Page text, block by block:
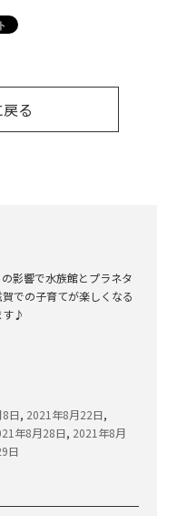
る
影響で水族館とプラネタ
での子育てが楽しくなる
す♪
日, 2021年8月22日,
年8月28日, 2021年8月
日